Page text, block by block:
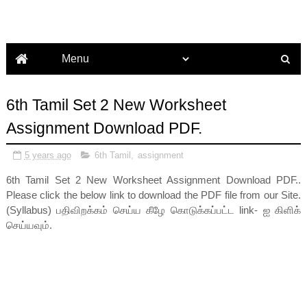
6th Tamil Set 2 New Worksheet
Assignment Download PDF.
5 years ago 6th Tamil assignment
6th Tamil Set 2 New Worksheet Assignment Download PDF..
Please click the below link to download the PDF file from our Site.
(Syllabus) பதிவிறக்கம் செய்ய கீழே கொடுக்கப்பட்ட link- ஐ கிளிக்
செய்யவும்.